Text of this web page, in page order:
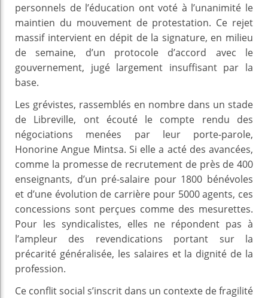
personnels de l’éducation ont voté à l’unanimité le
maintien du mouvement de protestation. Ce rejet
massif intervient en dépit de la signature, en milieu
de semaine, d’un protocole d’accord avec le
gouvernement, jugé largement insuffisant par la
base.
Les grévistes, rassemblés en nombre dans un stade
de Libreville, ont écouté le compte rendu des
négociations menées par leur porte-parole,
Honorine Angue Mintsa. Si elle a acté des avancées,
comme la promesse de recrutement de près de 400
enseignants, d’un pré-salaire pour 1800 bénévoles
et d’une évolution de carrière pour 5000 agents, ces
concessions sont perçues comme des mesurettes.
Pour les syndicalistes, elles ne répondent pas à
l’ampleur des revendications portant sur la
précarité généralisée, les salaires et la dignité de la
profession.
Ce conflit social s’inscrit dans un contexte de fragilité